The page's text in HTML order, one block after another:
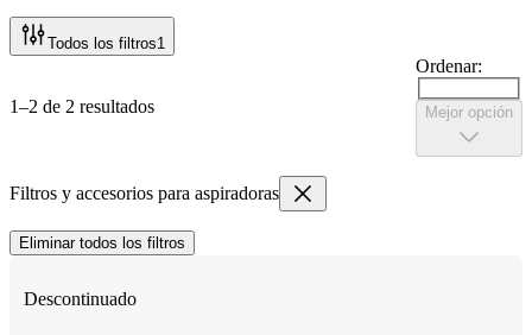
Todos los filtros1
1–2 de 2 resultados
Ordenar:
Mejor opción
Filtros y accesorios para aspiradoras
Eliminar todos los filtros
Descontinuado